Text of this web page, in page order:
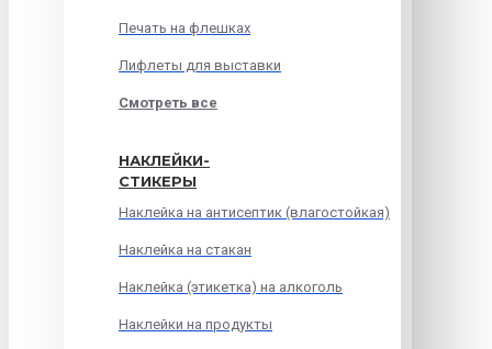
Печать на флешках
Лифлеты для выставки
Смотреть все
НАКЛЕЙКИ-
СТИКЕРЫ
Наклейка на антисептик (влагостойкая)
Наклейка на стакан
Наклейка (этикетка) на алкоголь
Наклейки на продукты